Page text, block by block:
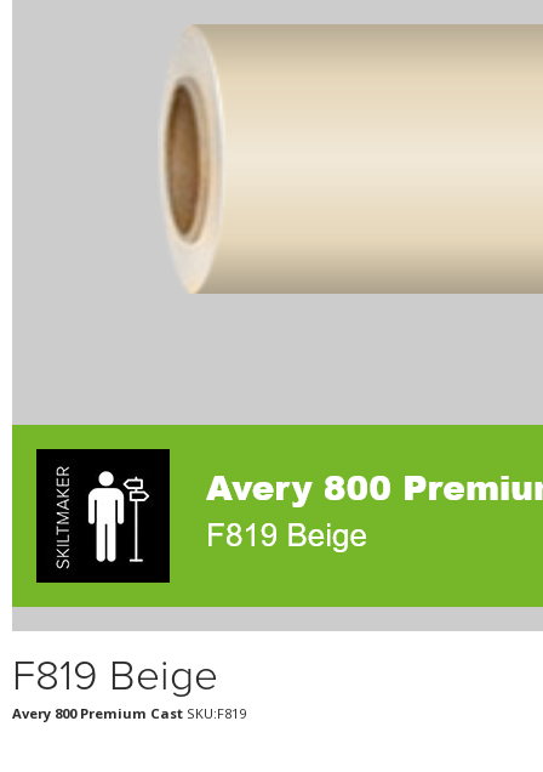
F819 Beige
Avery 800 Premium Cast SKU:F819